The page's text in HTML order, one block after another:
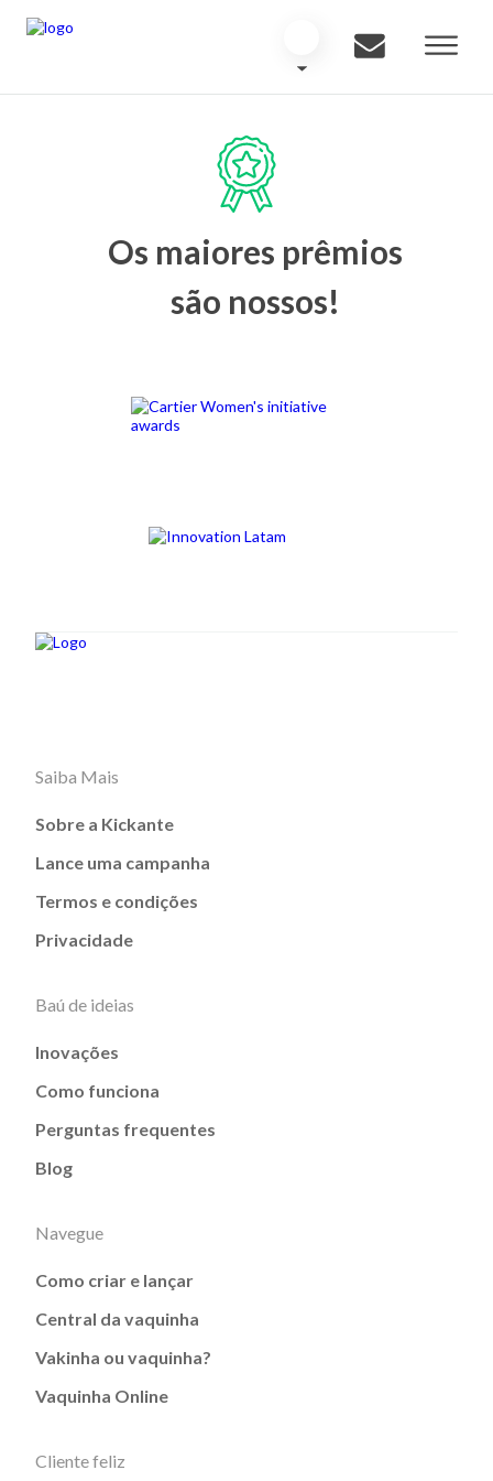
Os maiores prêmios
são nossos!
Saiba Mais
Sobre a Kickante
Lance uma campanha
Termos e condições
Privacidade
Baú de ideias
Inovações
Como funciona
Perguntas frequentes
Blog
Navegue
Como criar e lançar
Central da vaquinha
Vakinha ou vaquinha?
Vaquinha Online
Cliente feliz